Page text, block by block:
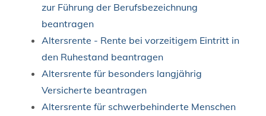
zur Führung der Berufsbezeichnung
beantragen
Altersrente - Rente bei vorzeitigem Eintritt in
den Ruhestand beantragen
Altersrente für besonders langjährig
Versicherte beantragen
Altersrente für schwerbehinderte Menschen